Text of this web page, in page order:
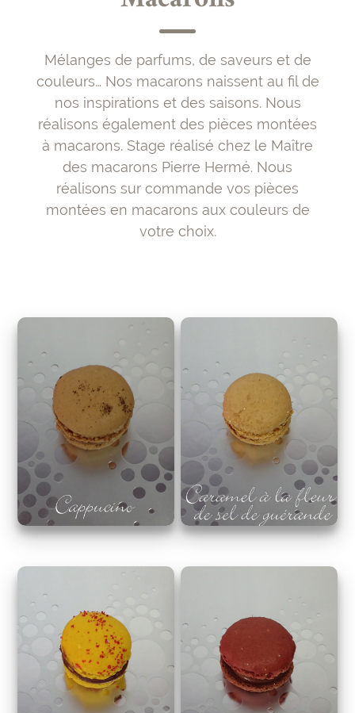
Mélanges de parfums, de saveurs et de
couleurs… Nos macarons naissent au fil de
nos inspirations et des saisons. Nous
réalisons également des pièces montées
à macarons. Stage réalisé chez le Maître
des macarons Pierre Hermé. Nous
réalisons sur commande vos pièces
montées en macarons aux couleurs de
votre choix.